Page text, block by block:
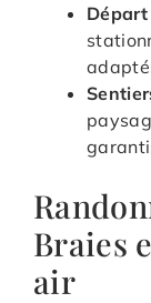
Départ
Braies
air